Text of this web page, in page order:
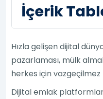
İçerik
Hızla gelişen dijital
pazarlaması, mülk
herkes için vazgeçilmez
Dijital emlak